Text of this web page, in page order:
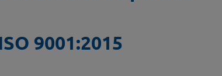
9001:2015